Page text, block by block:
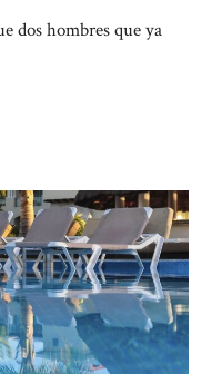
dos hombres que ya